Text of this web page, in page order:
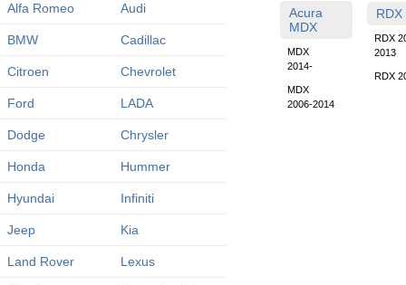
Alfa Romeo Audi
BMW Cadillac
Citroen Chevrolet
Ford LADA
Dodge Chrysler
Honda Hummer
Hyundai Infiniti
Jeep Kia
Land Rover Lexus
Acura
MDX
MDX
2014-
MDX
2006-2014
RDX
RDX
2013
RDX